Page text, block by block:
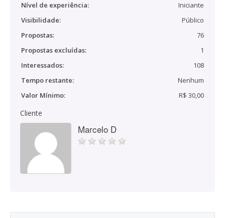
Nível de experiência:
Iniciante
Visibilidade:
Público
Propostas:
76
Propostas excluídas:
1
Interessados:
108
Tempo restante:
Nenhum
Valor Mínimo:
R$ 30,00
Cliente
Marcelo D